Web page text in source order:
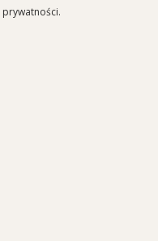
prywatności.